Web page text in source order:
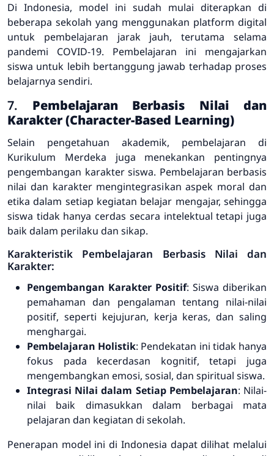
Di Indonesia, model ini sudah mulai diterapkan di
beberapa sekolah yang menggunakan platform digital
untuk pembelajaran jarak jauh, terutama selama
pandemi COVID-19. Pembelajaran ini mengajarkan
siswa untuk lebih bertanggung jawab terhadap proses
belajarnya sendiri.
7. Pembelajaran Berbasis Nilai dan
Karakter (Character-Based Learning)
Selain pengetahuan akademik, pembelajaran di
Kurikulum Merdeka juga menekankan pentingnya
pengembangan karakter siswa. Pembelajaran berbasis
nilai dan karakter mengintegrasikan aspek moral dan
etika dalam setiap kegiatan belajar mengajar, sehingga
siswa tidak hanya cerdas secara intelektual tetapi juga
baik dalam perilaku dan sikap.
Karakteristik Pembelajaran Berbasis Nilai dan
Karakter:
Pengembangan Karakter Positif: Siswa diberikan
pemahaman dan pengalaman tentang nilai-nilai
positif, seperti kejujuran, kerja keras, dan saling
menghargai.
Pembelajaran Holistik: Pendekatan ini tidak hanya
fokus pada kecerdasan kognitif, tetapi juga
mengembangkan emosi, sosial, dan spiritual siswa.
Integrasi Nilai dalam Setiap Pembelajaran: Nilai-
nilai baik dimasukkan dalam berbagai mata
pelajaran dan kegiatan di sekolah.
Penerapan model ini di Indonesia dapat dilihat melalui